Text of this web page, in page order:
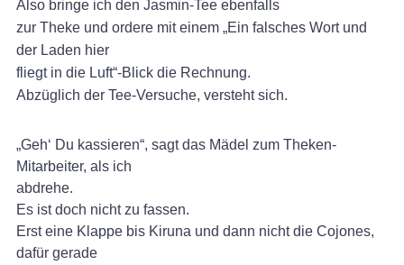
Also bringe ich den Jasmin-Tee ebenfalls
zur Theke und ordere mit einem „Ein falsches Wort und
der Laden hier
fliegt in die Luft“-Blick die Rechnung.
Abzüglich der Tee-Versuche, versteht sich.
„Geh‘ Du kassieren“, sagt das Mädel zum Theken-
Mitarbeiter, als ich
abdrehe.
Es ist doch nicht zu fassen.
Erst eine Klappe bis Kiruna und dann nicht die Cojones,
dafür gerade